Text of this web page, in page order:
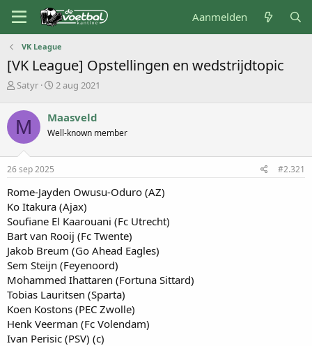
Aanmelden
VK League
[VK League] Opstellingen en wedstrijdtopic
O
d
e
r
w
e
r
s
t
a
r
t
r
Satyr
S
r
t
a
m
2 aug 2021
M Maasveld
Well-known member
26 sep 2025 #2.321
Rome-Jayden Owusu-Oduro (AZ)
Ko Itakura (Ajax)
Soufiane El Kaarouani (Fc Utrecht)
Bart van Rooij (Fc Twente)
Jakob Breum (Go Ahead Eagles)
Sem Steijn (Feyenoord)
Mohammed Ihattaren (Fortuna Sittard)
Tobias Lauritsen (Sparta)
Koen Kostons (PEC Zwolle)
Henk Veerman (Fc Volendam)
Ivan Perisic (PSV) (c)